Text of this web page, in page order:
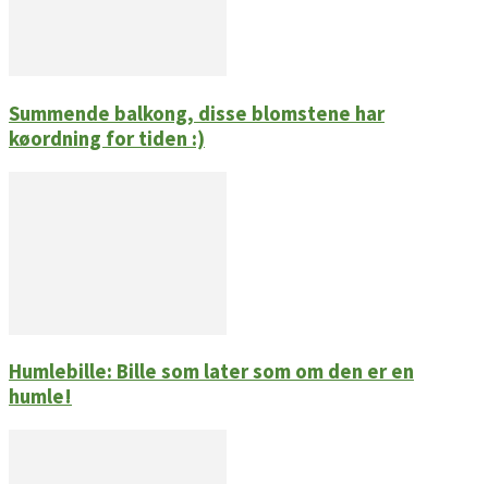
Summende balkong, disse blomstene har
køordning for tiden :)
Humlebille: Bille som later som om den er en
humle!